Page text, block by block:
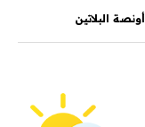
أونصة البلاتين